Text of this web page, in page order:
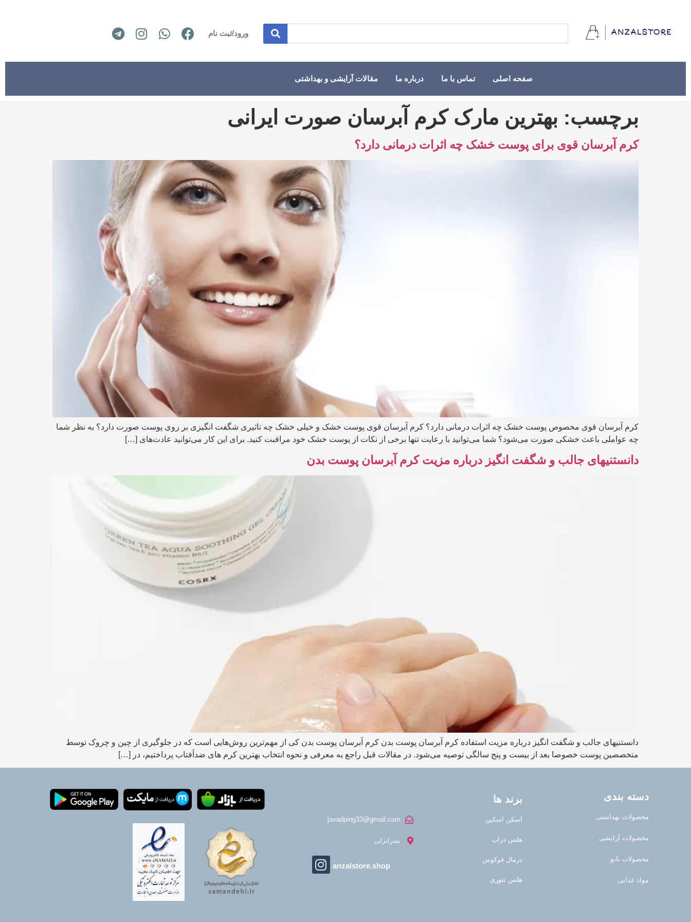
ورود/ثبت نام
صفحه اصلی تماس با ما درباره ما مقالات آرایشی و بهداشتی
برچسب: بهترین مارک کرم آبرسان صورت ایرانی
کرم آبرسان قوی برای پوست خشک چه اثرات درمانی دارد؟
کرم آبرسان قوی مخصوص پوست خشک چه اثرات درمانی دارد؟ کرم آبرسان قوی پوست خشک و خیلی خشک چه تاثیری شگفت انگیزی بر روی پوست صورت دارد؟ به نظر شما
چه عواملی باعث خشکی صورت می‌شود؟ شما می‌توانید با رعایت تنها برخی از نکات از پوست خشک خود مراقبت کنید. برای این کار می‌توانید عادت‌های […]
دانستنیهای جالب و شگفت انگیز درباره مزیت کرم آبرسان پوست بدن
دانستنیهای جالب و شگفت انگیز درباره مزیت استفاده کرم آبرسان پوست بدن کرم آبرسان پوست بدن کی از مهم‌ترین روش‌هایی است که در جلوگیری از چین و چروک توسط
متخصصین پوست خصوصا بعد از بیست و پنج سالگی توصیه می‌شود. در مقالات قبل راجع به معرفی و نحوه انتخاب بهترین کرم های ضدآفتاب پرداختیم، در […]
دسته بندی
محصولات بهداشتی
محصولات آرایشی
محصولات نانو
مواد غذایی
برند ها
اسکن اسکین
هلس دراپ
درمال فوکوس
هلس تئوری
javadping33@gmail.com
بندرانزلی
anzalstore.shop